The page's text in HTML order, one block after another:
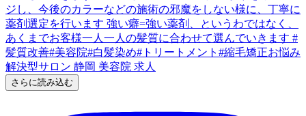
さらに読み込む